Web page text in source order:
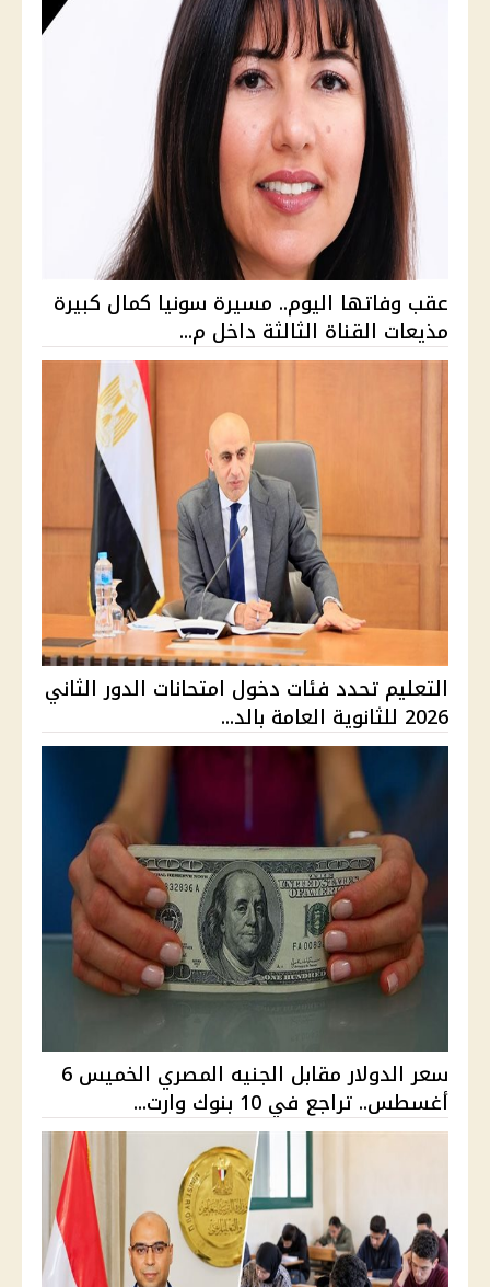
عقب وفاتها اليوم.. مسيرة سونيا كمال كبيرة
مذيعات القناة الثالثة داخل م...
التعليم تحدد فئات دخول امتحانات الدور الثاني
2026 للثانوية العامة بالد...
سعر الدولار مقابل الجنيه المصري الخميس 6
أغسطس.. تراجع في 10 بنوك وارت...